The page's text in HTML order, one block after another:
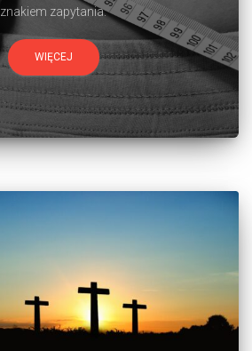
znakiem zapytania.
WIĘCEJ